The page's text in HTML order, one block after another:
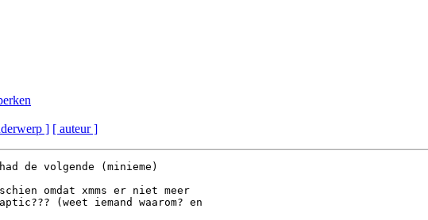
] [ auteur ]
de volgende (minieme)
omdat xmms er niet meer
(weet iemand waarom? en